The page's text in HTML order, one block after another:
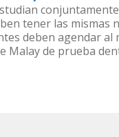
tener las mismas
deben agendar
Malay de prueba